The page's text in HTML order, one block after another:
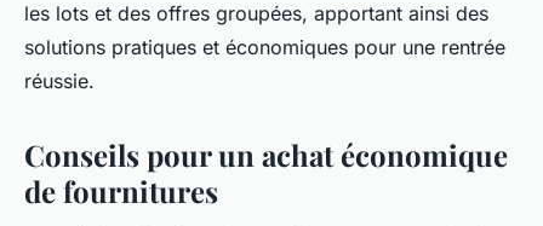
les lots et des offres groupées, apportant ainsi des
solutions pratiques et économiques pour une rentrée
réussie.
Conseils pour un achat économique
de fournitures